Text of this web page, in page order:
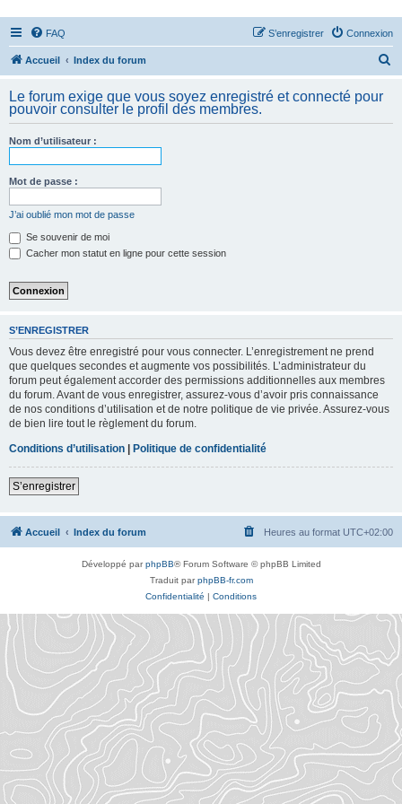
FAQ Connexion
S’enregistrer
Accueil Index du forum
h
Le forum exige que vous soyez enregistré et connecté pour
pouvoir consulter le profil des membres.
Nom d’utilisateur :
Mot de passe :
J’ai oublié mon mot de passe
Se souvenir de moi
Cacher mon statut en ligne pour cette session
S’ENREGISTRER
Vous devez être enregistré pour vous connecter. L’enregistrement ne prend
que quelques secondes et augmente vos possibilités. L’administrateur du
forum peut également accorder des permissions additionnelles aux membres
du forum. Avant de vous enregistrer, assurez-vous d’avoir pris connaissance
de nos conditions d’utilisation et de notre politique de vie privée. Assurez-vous
de bien lire tout le règlement du forum.
Conditions d’utilisation | Politique de confidentialité
S’enregistrer
Accueil Index du forum Heures au format UTC+02:00
Développé parphpBB® Forum Software © phpBB Limited
Traduit parphpBB-fr.com
Confidentialité | Conditions